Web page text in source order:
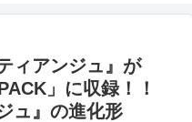
ィアンジュ』が
」に収録！！
ュ』の進化形